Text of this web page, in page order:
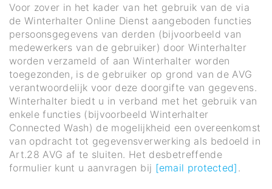
Voor zover in het kader van het gebruik van de via
de Winterhalter Online Dienst aangeboden functies
persoonsgegevens van derden (bijvoorbeeld van
medewerkers van de gebruiker) door Winterhalter
worden verzameld of aan Winterhalter worden
toegezonden, is de gebruiker op grond van de AVG
verantwoordelijk voor deze doorgifte van gegevens.
Winterhalter biedt u in verband met het gebruik van
enkele functies (bijvoorbeeld Winterhalter
Connected Wash) de mogelijkheid een overeenkomst
van opdracht tot gegevensverwerking als bedoeld in
Art.28 AVG af te sluiten. Het desbetreffende
formulier kunt u aanvragen bij [email protected] .